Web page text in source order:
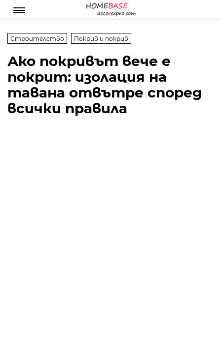
Строителство Покрив и покрив
Ако покривът вече е
покрит: изолация на
тавана отвътре според
всички правила